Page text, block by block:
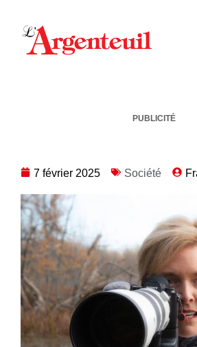
PUBLICITÉ
7 février 2025 Société